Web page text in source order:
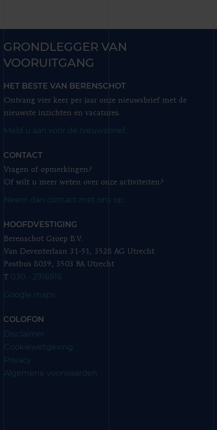
GRONDLEGGER VAN
VOORUITGANG
HET BESTE VAN BERENSCHOT
Ontvang vier keer per jaar onze nieuwsbrief met de
nieuwste inzichten en vacatures.
Meld u aan voor de nieuwsbrief.
CONTACT
Vragen of opmerkingen?
Of wilt u meer weten over onze activiteiten?
Neem dan contact met ons op.
HOOFDVESTIGING
Berenschot Groep B.V.
Van Deventerlaan 31-51, 3528 AG Utrecht
Postbus 8039, 3503 RA Utrecht
T 030 - 2916916
Google maps
COLOFON
Disclaimer
Cookiewetgeving
Privacy
Algemene voorwaarden